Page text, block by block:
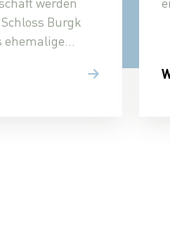
Burgk
ehemalige
ist noch dazu